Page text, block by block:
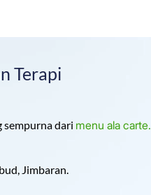
Terapi
sempurna dari menu ala carte.
Jimbaran.